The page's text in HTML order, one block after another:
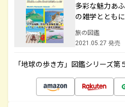
多彩な魅力あ
の雑学ととも
旅の図鑑
2021.05.27 発売
「地球の歩き方」図鑑シリーズ第